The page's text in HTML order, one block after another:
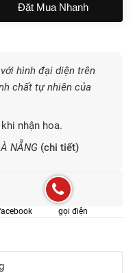
Đặt Mua Nhanh
hình đại diện trên
chất tự nhiên của
nhận hoa.
NẴNG (chi tiết)
gọi điện